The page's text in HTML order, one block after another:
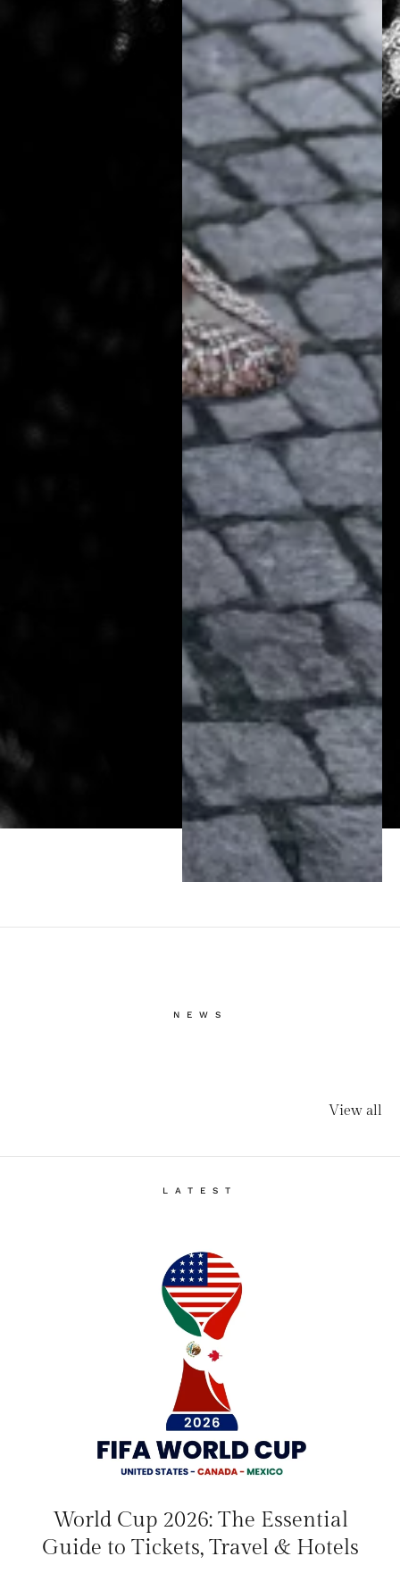
NEWS
View all
LATEST
World Cup 2026: The Essential
Guide to Tickets, Travel & Hotels